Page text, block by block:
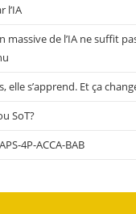
l’IA
massive de l’IA ne suffit
elle s’apprend. Et ça
SoT?
4P-ACCA-BAB